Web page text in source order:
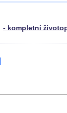
- kompletní